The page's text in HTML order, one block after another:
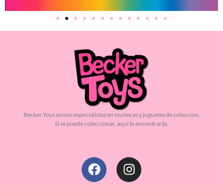
Becker Toys somos especialistas en muñecas y juguetes de colección.
Si se puede coleccionar, aquí lo encontrarás.